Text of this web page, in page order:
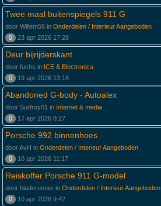
Twee maal buitenspiegels 911 G
door Willem56 in Onderdelen / Interieur Aangeboden
0
23 apr 2026 17:28
Deur bijrijderskant
door fuchs in ICE & Electronica
0
19 apr 2026 13:18
Abandoned G-body - Autoalex
door Surfroy01 in Internet & media
0
17 apr 2026 8:27
Porsche 992 binnenhoes
door AvH in Onderdelen / Interieur Aangeboden
0
10 apr 2026 11:17
Reiskoffer Porsche 911 G-model
door bladerunner in Onderdelen / Interieur Aangeboden
0
10 apr 2026 9:42